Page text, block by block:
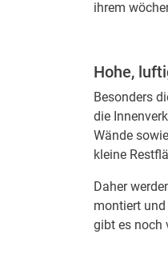
ihrem
Hohe,
Besonders
die
Wände
kleine
Daher
montiert
gibt es noch